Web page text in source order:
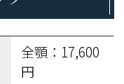
全顎：17,600
円